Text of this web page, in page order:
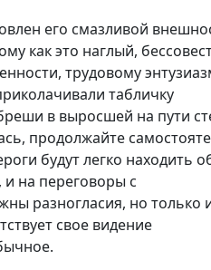
его смазливой
как это наглый,
трудовому
табличку
в выросшей на пути
продолжайте
будут легко находить
на переговоры с
разногласия, но только
свое видение